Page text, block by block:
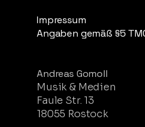
Impressum
Angaben gemäß §5
Andreas Gomoll
Musik & Medien
Faule Str. 13
18055 Rostock